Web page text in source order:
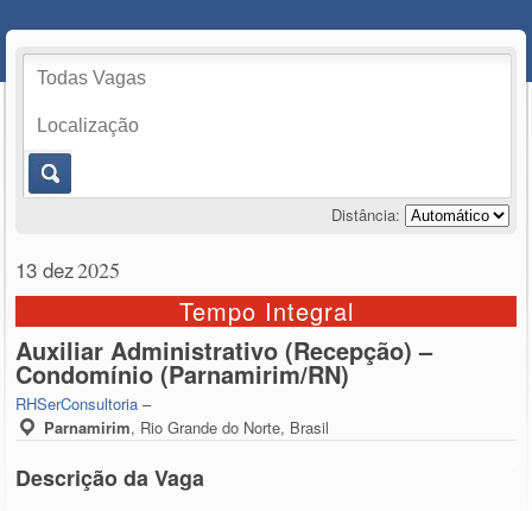
Distância:
13 dez2025
Tempo Integral
Auxiliar Administrativo (Recepção) –
Condomínio (Parnamirim/RN)
RHSerConsultoria –
Parnamirim, Rio Grande do Norte, Brasil
Descrição da Vaga